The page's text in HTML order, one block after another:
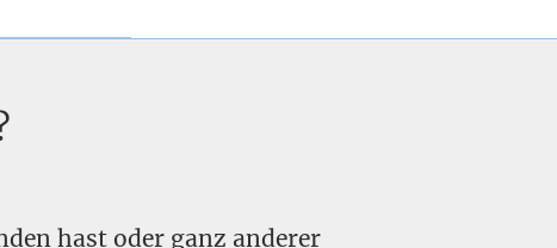
hast oder ganz anderer